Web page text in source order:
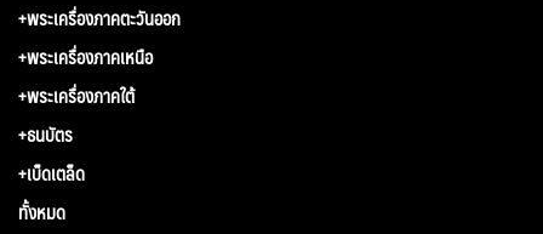
+พระเครื่องภาคตะวันออก
+พระเครื่องภาคเหนือ
+พระเครื่องภาคใต้
+ธนบัตร
+เบ็ดเตล็ด
ทั้งหมด